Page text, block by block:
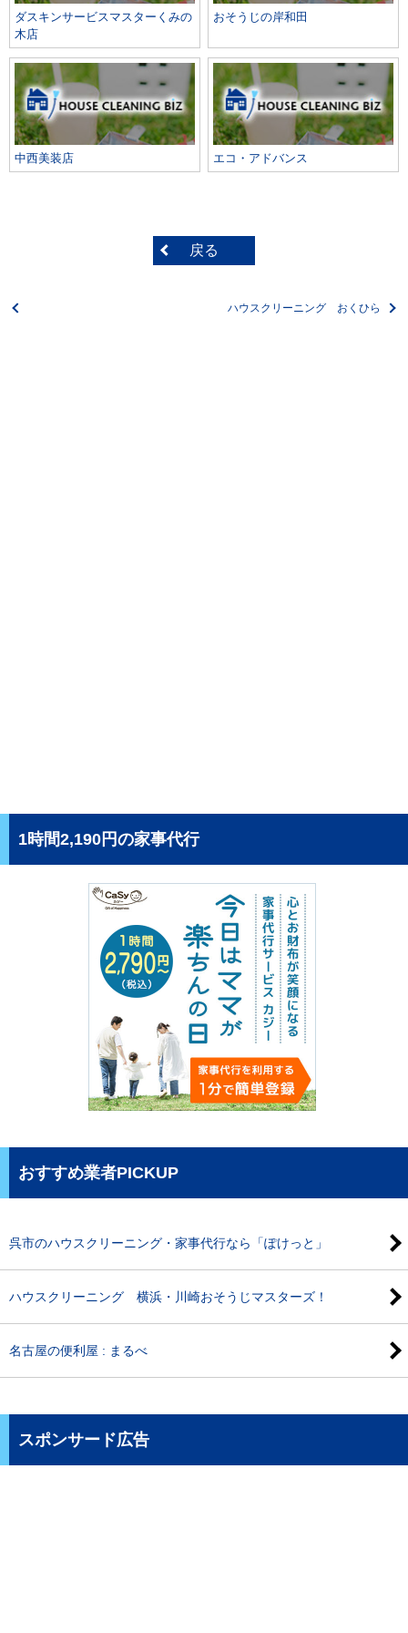
ダスキンサービスマスターくみの
木店
おそうじの岸和田
中西美装店 エコ・アドバンス
戻る
ハウスクリーニング おくひら
1時間2,190円の家事代行
おすすめ業者PICKUP
呉市のハウスクリーニング・家事代行なら「ぽけっと」
ハウスクリーニング 横浜・川崎おそうじマスターズ！
名古屋の便利屋 : まるべ
スポンサード広告